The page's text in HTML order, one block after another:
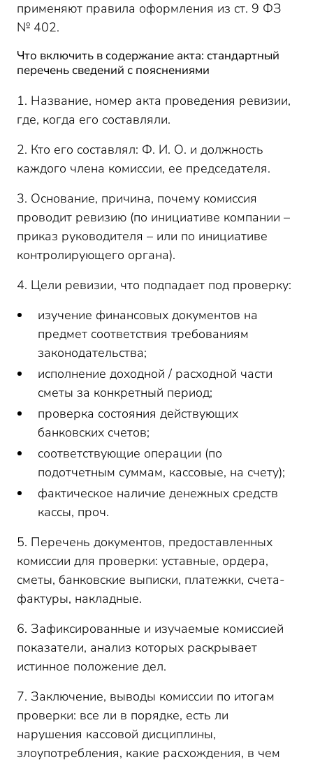
применяют правила оформления из ст. 9 ФЗ
№ 402.
Что включить в содержание акта: стандартный
перечень сведений с пояснениями
1. Название, номер акта проведения ревизии,
где, когда его составляли.
2. Кто его составлял: Ф. И. О. и должность
каждого члена комиссии, ее председателя.
3. Основание, причина, почему комиссия
проводит ревизию (по инициативе компании –
приказ руководителя – или по инициативе
контролирующего органа).
4. Цели ревизии, что подпадает под проверку:
изучение финансовых документов на
предмет соответствия требованиям
законодательства;
исполнение доходной / расходной части
сметы за конкретный период;
проверка состояния действующих
банковских счетов;
соответствующие операции (по
подотчетным суммам, кассовые, на счету);
фактическое наличие денежных средств
кассы, проч.
5. Перечень документов, предоставленных
комиссии для проверки: уставные, ордера,
сметы, банковские выписки, платежки, счета-
фактуры, накладные.
6. Зафиксированные и изучаемые комиссией
показатели, анализ которых раскрывает
истинное положение дел.
7. Заключение, выводы комиссии по итогам
проверки: все ли в порядке, есть ли
нарушения кассовой дисциплины,
злоупотребления, какие расхождения, в чем